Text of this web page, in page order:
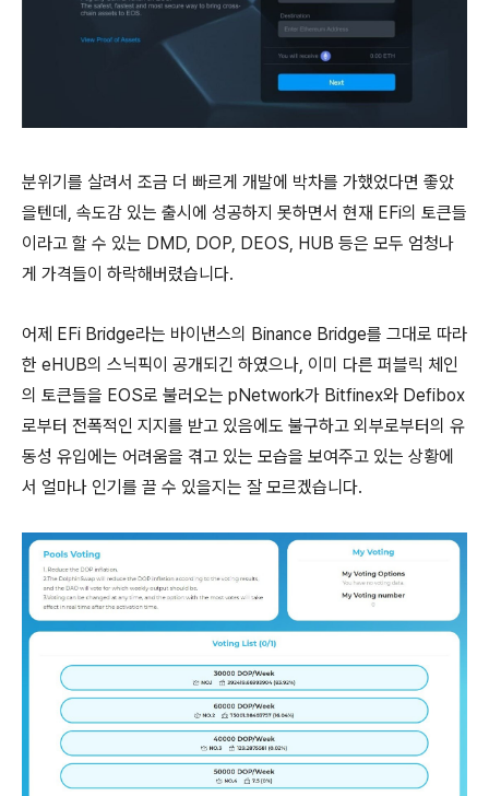
분위기를 살려서 조금 더 빠르게 개발에 박차를 가했었다면 좋았
을텐데, 속도감 있는 출시에 성공하지 못하면서 현재 EFi의 토큰들
이라고 할 수 있는 DMD, DOP, DEOS, HUB 등은 모두 엄청나
게 가격들이 하락해버렸습니다.
어제 EFi Bridge라는 바이낸스의 Binance Bridge를 그대로 따라
한 eHUB의 스닉픽이 공개되긴 하였으나, 이미 다른 퍼블릭 체인
의 토큰들을 EOS로 불러오는 pNetwork가 Bitfinex와 Defibox
로부터 전폭적인 지지를 받고 있음에도 불구하고 외부로부터의 유
동성 유입에는 어려움을 겪고 있는 모습을 보여주고 있는 상황에
서 얼마나 인기를 끌 수 있을지는 잘 모르겠습니다.